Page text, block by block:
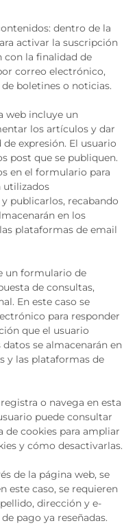
dentro de la
activar la suscripción
con la finalidad de
correo electrónico,
boletines o noticias.
web incluye un
los artículos y dar
expresión. El usuario
post que se publiquen.
en el formulario para
utilizados
publicarlos, recabando
en los
plataformas de email
un formulario de
de consultas,
En este caso se
para responder
que el usuario
se almacenarán en
y las plataformas de
o navega en esta
puede consultar
cookies para ampliar
y cómo desactivarlas.
de la página web, se
este caso, se requieren
dirección y e-
pago ya reseñadas.